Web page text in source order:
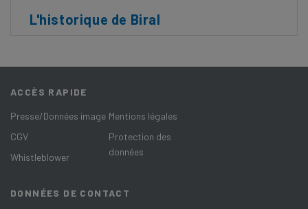
L'historique de Biral
ACCÈS RAPIDE
Presse/Données image
CGV
Whistleblower
Mentions légales
Protection des
données
DONNÉES DE CONTACT